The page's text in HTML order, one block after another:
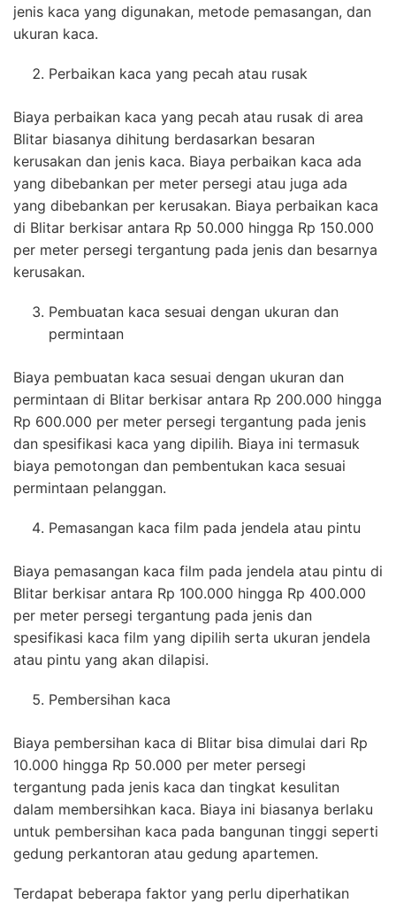
jenis kaca yang digunakan, metode pemasangan, dan
ukuran kaca.
Perbaikan kaca yang pecah atau rusak
Biaya perbaikan kaca yang pecah atau rusak di area
Blitar biasanya dihitung berdasarkan besaran
kerusakan dan jenis kaca. Biaya perbaikan kaca ada
yang dibebankan per meter persegi atau juga ada
yang dibebankan per kerusakan. Biaya perbaikan kaca
di Blitar berkisar antara Rp 50.000 hingga Rp 150.000
per meter persegi tergantung pada jenis dan besarnya
kerusakan.
Pembuatan kaca sesuai dengan ukuran dan
permintaan
Biaya pembuatan kaca sesuai dengan ukuran dan
permintaan di Blitar berkisar antara Rp 200.000 hingga
Rp 600.000 per meter persegi tergantung pada jenis
dan spesifikasi kaca yang dipilih. Biaya ini termasuk
biaya pemotongan dan pembentukan kaca sesuai
permintaan pelanggan.
Pemasangan kaca film pada jendela atau pintu
Biaya pemasangan kaca film pada jendela atau pintu di
Blitar berkisar antara Rp 100.000 hingga Rp 400.000
per meter persegi tergantung pada jenis dan
spesifikasi kaca film yang dipilih serta ukuran jendela
atau pintu yang akan dilapisi.
Pembersihan kaca
Biaya pembersihan kaca di Blitar bisa dimulai dari Rp
10.000 hingga Rp 50.000 per meter persegi
tergantung pada jenis kaca dan tingkat kesulitan
dalam membersihkan kaca. Biaya ini biasanya berlaku
untuk pembersihan kaca pada bangunan tinggi seperti
gedung perkantoran atau gedung apartemen.
Terdapat beberapa faktor yang perlu diperhatikan